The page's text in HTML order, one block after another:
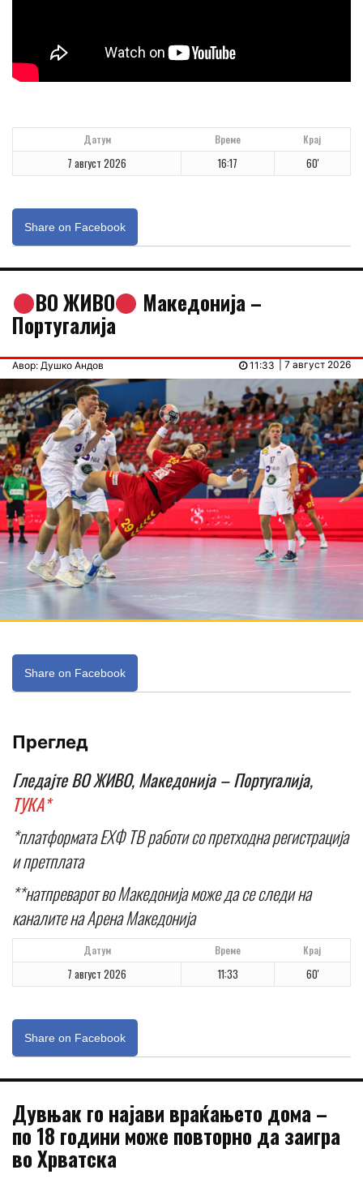
Датум Време Крај
7 август 2026 16:17 60'
Share on Facebook
ВО ЖИВО Македонија –
Португалија
Авор: Душко Андов | 7 август 2026
11:33
Share on Facebook
Преглед
Гледајте ВО ЖИВО, Македонија – Португалија,
ТУКА*
*платформата ЕХФ ТВ работи со претходна регистрација
и претплата
**натпреварот во Македонија може да се следи на
каналите на Арена Македонија
Датум Време Крај
7 август 2026 11:33 60'
Share on Facebook
Дувњак го најави враќањето дома –
по 18 години може повторно да заигра
во Хрватска